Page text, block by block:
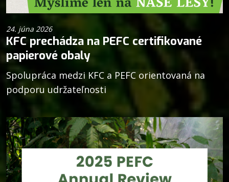
24. júna 2026
KFC prechádza na PEFC certifikované
papierové obaly
Spolupráca medzi KFC a PEFC orientovaná na
podporu udržateľnosti